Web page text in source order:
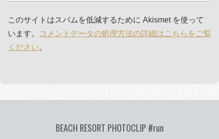
このサイトはスパムを低減するために Akismet を使って
います。
コメントデータの処理方法の詳細はこちらをご覧
ください。
BEACH RESORT PHOTOCLIP #run